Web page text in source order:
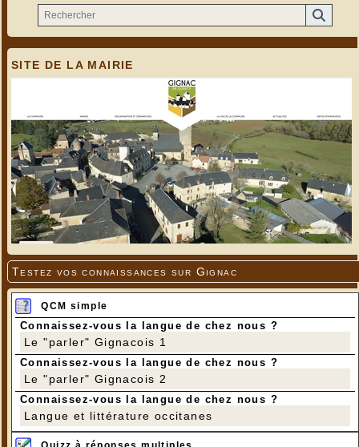
SITE DE LA MAIRIE
Testez vos connaissances sur Gignac
QCM simple
Connaissez-vous la langue de chez nous ?
Le "parler" Gignacois 1
Connaissez-vous la langue de chez nous ?
Le "parler" Gignacois 2
Connaissez-vous la langue de chez nous ?
Langue et littérature occitanes